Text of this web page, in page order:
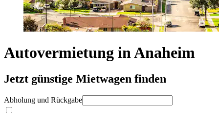
Autovermietung in Anaheim
Jetzt günstige Mietwagen finden
Abholung und Rückgabe